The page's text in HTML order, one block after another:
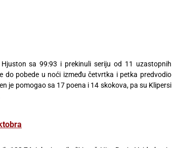
sa 99:93 i prekinuli seriju od 11 uzastopnih
do pobede u noći između četvrtka i petka predvodio
je pomogao sa 17 poena i 14 skokova, pa su Klipersi